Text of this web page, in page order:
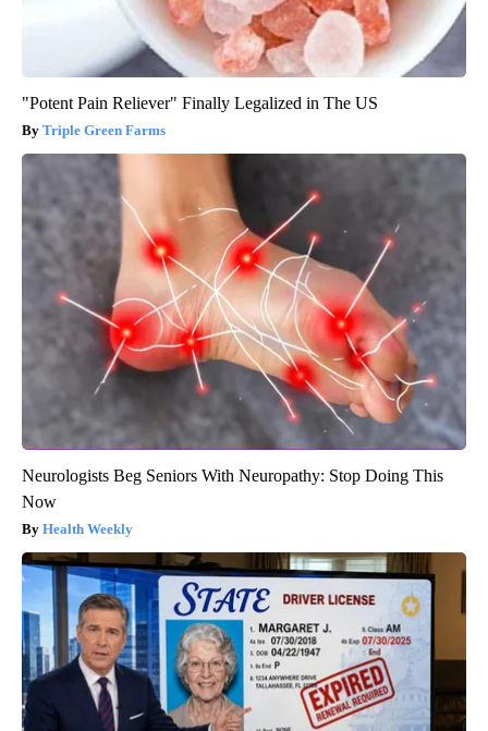
"Potent Pain Reliever" Finally Legalized in The US
Triple Green Farms
Neurologists Beg Seniors With Neuropathy: Stop Doing This
Now
Health Weekly